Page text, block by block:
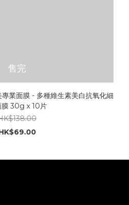
售完
業面膜 - 多種維生素美白抗氧化細
膜 30g x 10片